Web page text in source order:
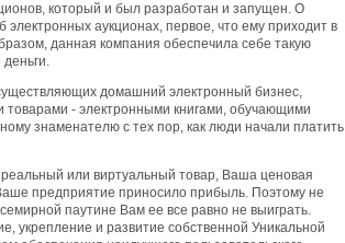
который и был разработан и запущен. О
аукционах, первое, что ему приходит в
данная компания обеспечила себе такую
домашний электронный бизнес,
- электронными книгами, обучающими
знаменателю с тех пор, как люди начали платить
или виртуальный товар, Ваша ценовая
предприятие приносило прибыль. Поэтому не
паутине Вам ее все равно не выиграть.
укрепление и развитие собственной Уникальной